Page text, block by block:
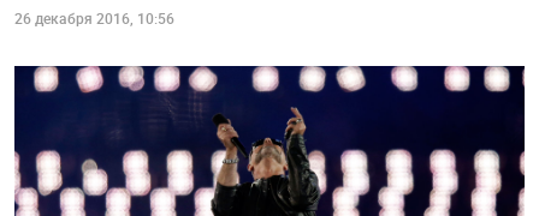
26 декабря 2016, 10:56